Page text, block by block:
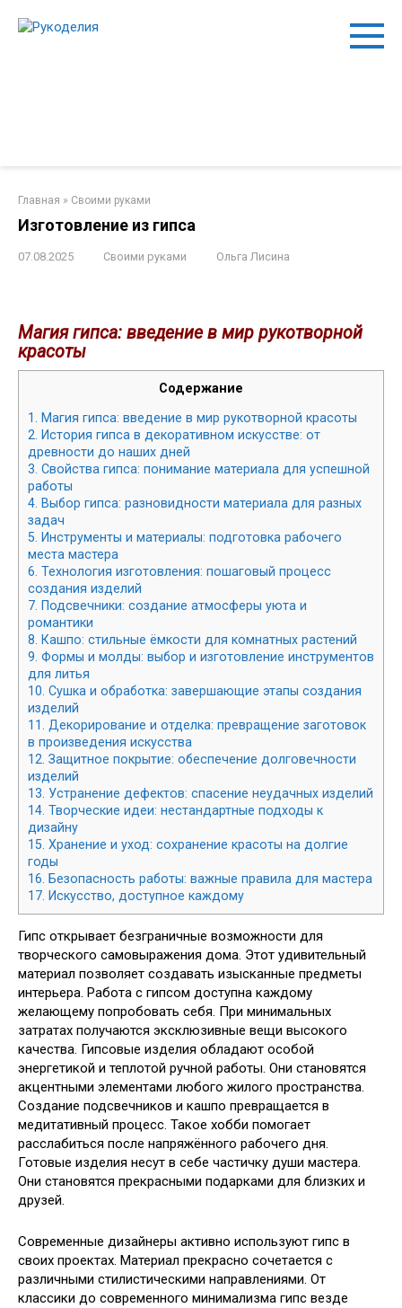
Главная » Своими руками
Изготовление из гипса
07.08.2025 Своими руками Ольга Лисина
Магия гипса: введение в мир рукотворной
красоты
Содержание
1. Магия гипса: введение в мир рукотворной красоты
2. История гипса в декоративном искусстве: от
древности до наших дней
3. Свойства гипса: понимание материала для успешной
работы
4. Выбор гипса: разновидности материала для разных
задач
5. Инструменты и материалы: подготовка рабочего
места мастера
6. Технология изготовления: пошаговый процесс
создания изделий
7. Подсвечники: создание атмосферы уюта и
романтики
8. Кашпо: стильные ёмкости для комнатных растений
9. Формы и молды: выбор и изготовление инструментов
для литья
10. Сушка и обработка: завершающие этапы создания
изделий
11. Декорирование и отделка: превращение заготовок
в произведения искусства
12. Защитное покрытие: обеспечение долговечности
изделий
13. Устранение дефектов: спасение неудачных изделий
14. Творческие идеи: нестандартные подходы к
дизайну
15. Хранение и уход: сохранение красоты на долгие
годы
16. Безопасность работы: важные правила для мастера
17. Искусство, доступное каждому
Гипс открывает безграничные возможности для
творческого самовыражения дома. Этот удивительный
материал позволяет создавать изысканные предметы
интерьера. Работа с гипсом доступна каждому
желающему попробовать себя. При минимальных
затратах получаются эксклюзивные вещи высокого
качества. Гипсовые изделия обладают особой
энергетикой и теплотой ручной работы. Они становятся
акцентными элементами любого жилого пространства.
Создание подсвечников и кашпо превращается в
медитативный процесс. Такое хобби помогает
расслабиться после напряжённого рабочего дня.
Готовые изделия несут в себе частичку души мастера.
Они становятся прекрасными подарками для близких и
друзей.
Современные дизайнеры активно используют гипс в
своих проектах. Материал прекрасно сочетается с
различными стилистическими направлениями. От
классики до современного минимализма гипс везде